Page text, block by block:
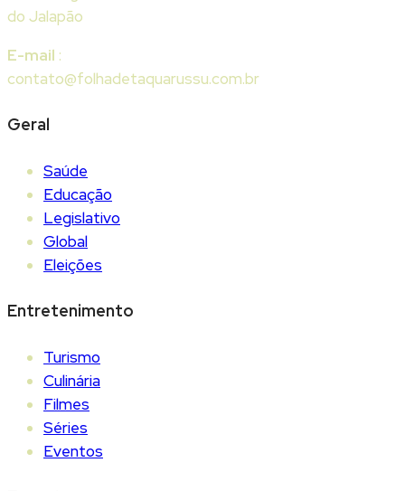
do Jalapão
E-mail :
contato@folhadetaquarussu.com.br
Geral
Saúde
Educação
Legislativo
Global
Eleições
Entretenimento
Turismo
Culinária
Filmes
Séries
Eventos